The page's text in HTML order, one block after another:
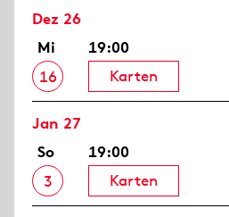
Dez 26
Mi
16
19:00
Karten
Jan 27
So
3
19:00
Karten